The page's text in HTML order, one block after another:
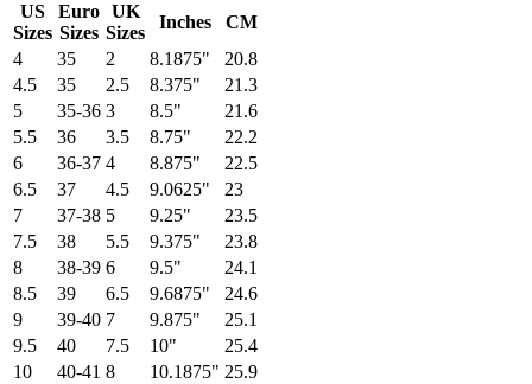
US
Sizes
Euro
Sizes
UK
Sizes
Inches
CM
4
35 2 8.1875"
20.8
4.5
35 2.5 8.375"
21.3
5
35-36 3 8.5"
21.6
5.5
36 3.5 8.75"
22.2
6
36-37 4 8.875"
22.5
6.5
37 4.5 9.0625"
23
7
37-38 5 9.25"
23.5
7.5
38 5.5 9.375"
23.8
8
38-39 6 9.5"
24.1
8.5
39 6.5 9.6875"
24.6
9
39-40 7 9.875"
25.1
9.5
40 7.5 10"
25.4
10
40-41 8 10.1875" 25.9